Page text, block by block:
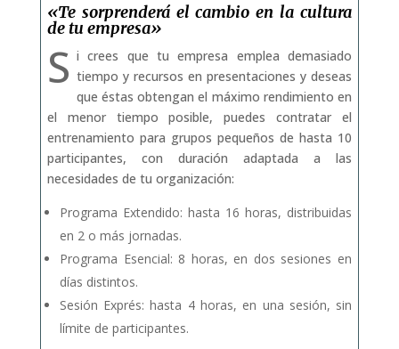
«Te sorprenderá el cambio en la cultura
de tu empresa»
S i crees que tu empresa emplea demasiado
tiempo y recursos en presentaciones y deseas
que éstas obtengan el máximo rendimiento en
el menor tiempo posible, puedes contratar el
entrenamiento para grupos pequeños de hasta 10
participantes, con duración adaptada a las
necesidades de tu organización:
Programa Extendido: hasta 16 horas, distribuidas
en 2 o más jornadas.
Programa Esencial: 8 horas, en dos sesiones en
días distintos.
Sesión Exprés: hasta 4 horas, en una sesión, sin
límite de participantes.